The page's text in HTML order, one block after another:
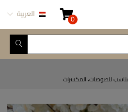
0 العربية